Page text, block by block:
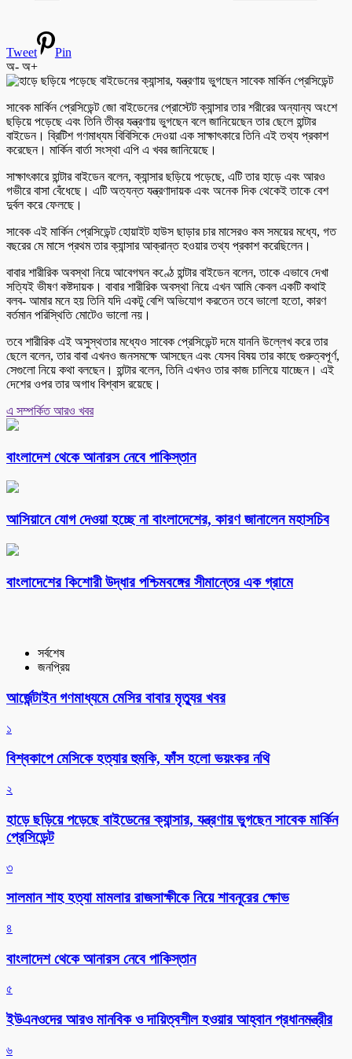
Tweet
Pin
অ- অ+
সাবেক মার্কিন প্রেসিডেন্ট জো বাইডেনের প্রোস্টেট ক্যান্সার তার শরীরের অন্যান্য অংশে
ছড়িয়ে পড়েছে এবং তিনি তীব্র যন্ত্রণায় ভুগছেন বলে জানিয়েছেন তার ছেলে হান্টার
বাইডেন। ব্রিটিশ গণমাধ্যম বিবিসিকে দেওয়া এক সাক্ষাৎকারে তিনি এই তথ্য প্রকাশ
করেছেন। মার্কিন বার্তা সংস্থা এপি এ খবর জানিয়েছে।
সাক্ষাৎকারে হান্টার বাইডেন বলেন, ক্যান্সার ছড়িয়ে পড়েছে, এটি তার হাড়ে এবং আরও
গভীরে বাসা বেঁধেছে। এটি অত্যন্ত যন্ত্রণাদায়ক এবং অনেক দিক থেকেই তাকে বেশ
দুর্বল করে ফেলছে।
সাবেক এই মার্কিন প্রেসিডেন্ট হোয়াইট হাউস ছাড়ার চার মাসেরও কম সময়ের মধ্যে, গত
বছরের মে মাসে প্রথম তার ক্যান্সার আক্রান্ত হওয়ার তথ্য প্রকাশ করেছিলেন।
বাবার শারীরিক অবস্থা নিয়ে আবেগঘন কণ্ঠে হান্টার বাইডেন বলেন, তাকে এভাবে দেখা
সত্যিই ভীষণ কষ্টদায়ক। বাবার শারীরিক অবস্থা নিয়ে এখন আমি কেবল একটি কথাই
বলব- আমার মনে হয় তিনি যদি একটু বেশি অভিযোগ করতেন তবে ভালো হতো, কারণ
বর্তমান পরিস্থিতি মোটেও ভালো নয়।
তবে শারীরিক এই অসুস্থতার মধ্যেও সাবেক প্রেসিডেন্ট দমে যাননি উল্লেখ করে তার
ছেলে বলেন, তার বাবা এখনও জনসমক্ষে আসছেন এবং যেসব বিষয় তার কাছে গুরুত্বপূর্ণ,
সেগুলো নিয়ে কথা বলছেন। হান্টার বলেন, তিনি এখনও তার কাজ চালিয়ে যাচ্ছেন। এই
দেশের ওপর তার অগাধ বিশ্বাস রয়েছে।
এ সম্পর্কিত আরও খবর
বাংলাদেশ থেকে আনারস নেবে পাকিস্তান
আসিয়ানে যোগ দেওয়া হচ্ছে না বাংলাদেশের, কারণ জানালেন মহাসচিব
বাংলাদেশের কিশোরী উদ্ধার পশ্চিমবঙ্গের সীমান্তের এক গ্রামে
সর্বশেষ
জনপ্রিয়
আর্জেন্টাইন গণমাধ্যমে মেসির বাবার মৃত্যুর খবর
১
বিশ্বকাপে মেসিকে হত্যার হুমকি, ফাঁস হলো ভয়ংকর নথি
২
হাড়ে ছড়িয়ে পড়েছে বাইডেনের ক্যান্সার, যন্ত্রণায় ভুগছেন সাবেক মার্কিন
প্রেসিডেন্ট
৩
সালমান শাহ হত্যা মামলার রাজসাক্ষীকে নিয়ে শাবনূরের ক্ষোভ
৪
বাংলাদেশ থেকে আনারস নেবে পাকিস্তান
৫
ইউএনওদের আরও মানবিক ও দায়িত্বশীল হওয়ার আহ্বান প্রধানমন্ত্রীর
৬